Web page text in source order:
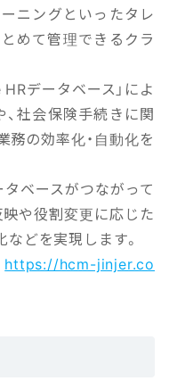
ニングといったタレ
めて管理できるクラ
データベース」によ
社会保険手続きに関
の効率化・自動化を
ベースがつながって
や役割変更に応じた
どを実現します。
https://hcm-jinjer.co